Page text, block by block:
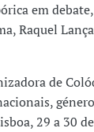
em
Raquel
de
29 a 30